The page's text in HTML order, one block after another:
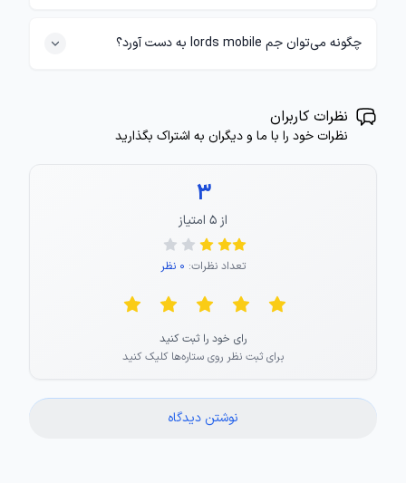
چگونه می‌توان جم lords mobile به دست آورد؟
نظرات کاربران
نظرات خود را با ما و دیگران به اشتراک بگذارید
نوشتن دیدگاه
3
از ۵ امتیاز
تعداد نظرات: 0 نظر
رای خود را ثبت کنید
برای ثبت نظر روی ستاره‌ها کلیک کنید